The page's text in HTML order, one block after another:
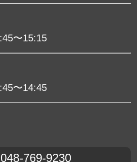
〜15:15
〜14:45
048-769-9230